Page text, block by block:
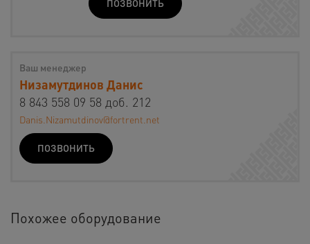
ПОЗВОНИТЬ
Ваш менеджер
Низамутдинов Данис
8 843 558 09 58 доб. 212
Danis.Nizamutdinov@fortrent.net
ПОЗВОНИТЬ
Похожее оборудование